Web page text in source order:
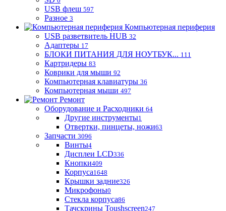
USB флеш 597
Разное 3
Компьютерная периферия
USB разветвитель HUB 32
Адаптеры 17
БЛОКИ ПИТАНИЯ ДЛЯ НОУТБУК... 111
Картридеры 83
Коврики для мыши 92
Компьютерная клавиатуры 36
Компьютерная мыши 497
Ремонт
Оборудование и Расходники 64
Другие инструменты1
Отвертки, пинцеты, ножи63
Запчасти 3096
Винты4
Дисплеи LCD336
Кнопки409
Корпуса1648
Крышки задние326
Микрофоны0
Стекла корпуса86
Тачскрины Toushscreen247